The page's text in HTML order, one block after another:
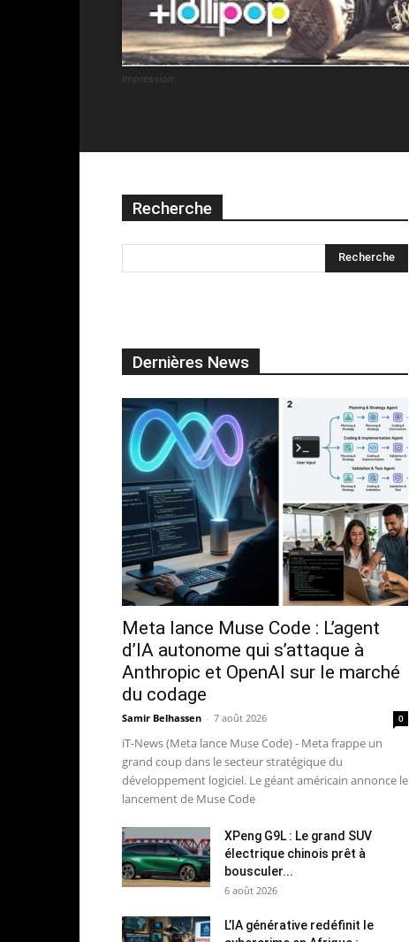
Impression
Recherche
Dernières News
Meta lance Muse Code : L’agent
d’IA autonome qui s’attaque à
Anthropic et OpenAI sur le marché
du codage
Samir Belhassen - 7 août 2026 0
iT-News (Meta lance Muse Code) - Meta frappe un
grand coup dans le secteur stratégique du
développement logiciel. Le géant américain annonce le
lancement de Muse Code
XPeng G9L : Le grand SUV
électrique chinois prêt à
bousculer...
6 août 2026
L’IA générative redéfinit le